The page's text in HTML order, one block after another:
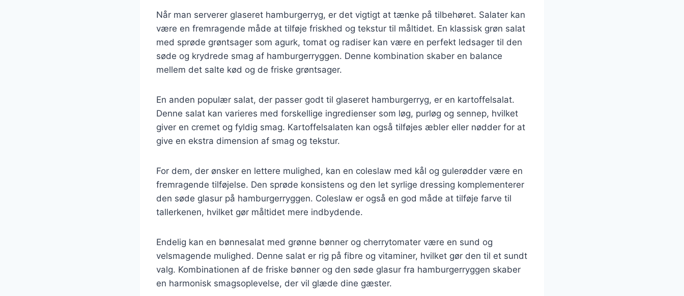
Når man serverer glaseret hamburgerryg, er det vigtigt at tænke på tilbehøret. Salater kan
være en fremragende måde at tilføje friskhed og tekstur til måltidet. En klassisk grøn salat
med sprøde grøntsager som agurk, tomat og radiser kan være en perfekt ledsager til den
søde og krydrede smag af hamburgerryggen. Denne kombination skaber en balance
mellem det salte kød og de friske grøntsager.
En anden populær salat, der passer godt til glaseret hamburgerryg, er en kartoffelsalat.
Denne salat kan varieres med forskellige ingredienser som løg, purløg og sennep, hvilket
giver en cremet og fyldig smag. Kartoffelsalaten kan også tilføjes æbler eller nødder for at
give en ekstra dimension af smag og tekstur.
For dem, der ønsker en lettere mulighed, kan en coleslaw med kål og gulerødder være en
fremragende tilføjelse. Den sprøde konsistens og den let syrlige dressing komplementerer
den søde glasur på hamburgerryggen. Coleslaw er også en god måde at tilføje farve til
tallerkenen, hvilket gør måltidet mere indbydende.
Endelig kan en bønnesalat med grønne bønner og cherrytomater være en sund og
velsmagende mulighed. Denne salat er rig på fibre og vitaminer, hvilket gør den til et sundt
valg. Kombinationen af de friske bønner og den søde glasur fra hamburgerryggen skaber
en harmonisk smagsoplevelse, der vil glæde dine gæster.